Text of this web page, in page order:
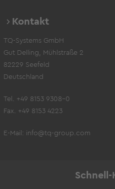
Kontakt
TQ-Systems GmbH
Gut Delling, Mühlstraße 2
82229 Seefeld
Deutschland
Tel. +49 8153 9308-0
Fax. +49 8153 4223
E-Mail: info@tq-group.com